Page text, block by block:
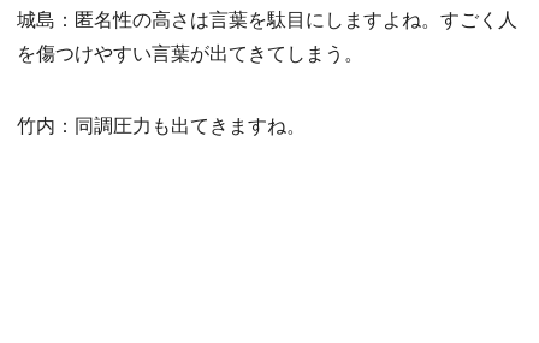
城島：匿名性の高さは言葉を駄目にしますよね。すごく人
を傷つけやすい言葉が出てきてしまう。
竹内：同調圧力も出てきますね。